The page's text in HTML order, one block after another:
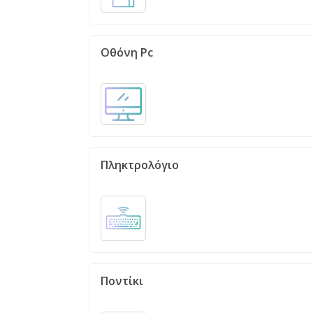
Οθόνη Pc
Πληκτρολόγιο
Ποντίκι